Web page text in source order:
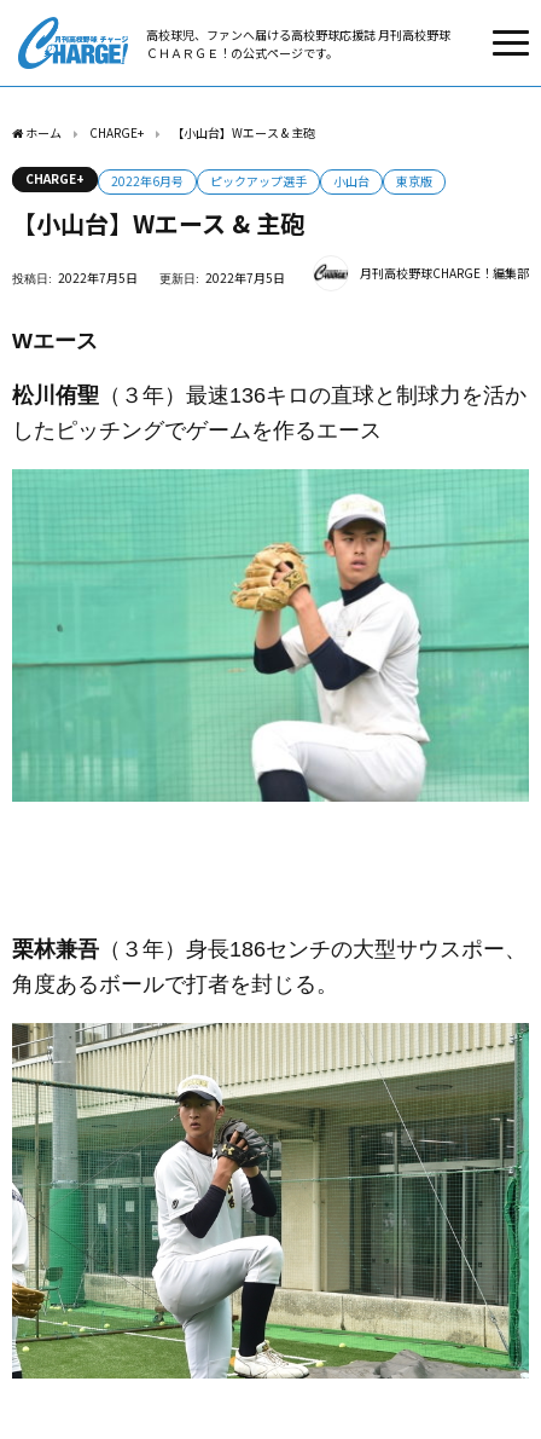
高校球児、ファンへ届ける高校野球応援誌 月刊高校野球
ＣＨＡＲＧＥ！の公式ページです。
ホーム CHARGE+ 【小山台】Wエース & 主砲
CHARGE+ 2022年6月号 ピックアップ選手 小山台 東京版
【小山台】Wエース & 主砲
2022年7月5日 2022年7月5日 月刊高校野球CHARGE！編集部
Wエース
松川侑聖 （３年） 最速136キロの直球と制球力を活か
したピッチングでゲームを作るエース
栗林兼吾 （３年） 身長186センチの大型サウスポー、
角度あるボールで打者を封じる。